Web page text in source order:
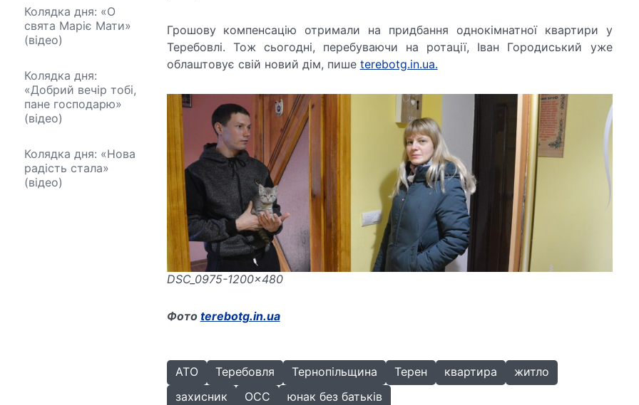
Колядка дня: «О
свята Маріє Мати»
(відео)
Колядка дня:
«Добрий вечір тобі,
пане господарю»
(відео)
Колядка дня: «Нова
радість стала»
(відео)
Грошову компенсацію отримали на придбання однокімнатної квартири у
Теребовлі. Тож сьогодні, перебуваючи на ротації, Іван Городиський уже
облаштовує свій новий дім, пише terebotg.in.ua.
DSC_0975-1200x480
Фото terebotg.in.ua
АТО Теребовля Тернопільщина Терен квартира
житло
захисник
ОСС юнак без батьків